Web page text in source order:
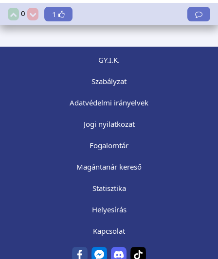
0 1
GY.I.K.
Szabályzat
Adatvédelmi irányelvek
Jogi nyilatkozat
Fogalomtár
Magántanár kereső
Statisztika
Helyesírás
Kapcsolat